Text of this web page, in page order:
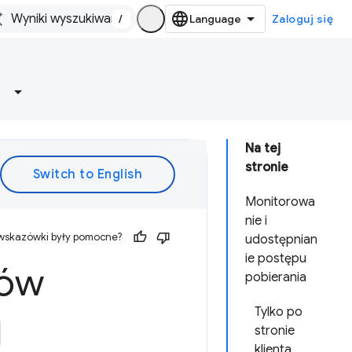
/ Zaloguj się
Na tej
stronie
Monitorowa
nie i
udostępnian
ie postępu
pobierania
Tylko po
stronie
były pomocne?